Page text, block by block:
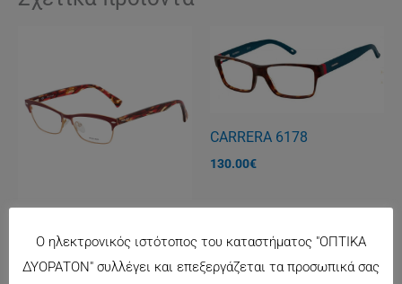
148.00 €
CARRERA 6178
130.00€
Ο ηλεκτρονικός ιστότοπος του καταστήματος "ΟΠΤΙΚΑ
ΔΥΟΡΑΤΟΝ" συλλέγει και επεξεργάζεται τα προσωπικά σας